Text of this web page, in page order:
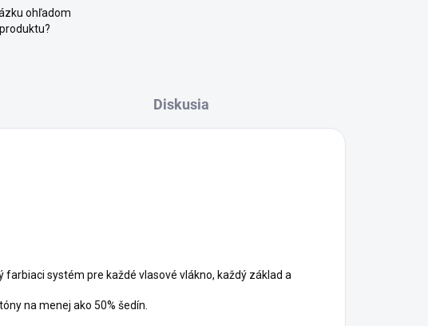
ohľadom
Diskusia
systém pre každé vlasové vlákno, každý základ a
na menej ako 50% šedín.